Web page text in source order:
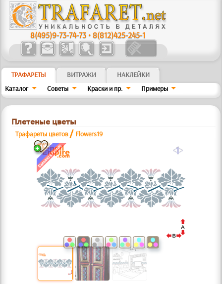
8(495)9-73-74-73 •8(812)425-245-1
ТРАФАРЕТЫ ВИТРАЖИ
НАКЛЕЙКИ
Каталог
Советы Краски и пр. Примеры
Плетеные цветы
Трафареты цветов / Flowers19
a